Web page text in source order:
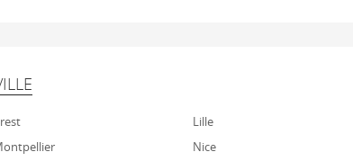
Lille
Nice